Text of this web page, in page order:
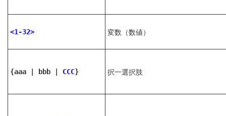
<1-32> 変数（数値）
{aaa | bbb | CCC} 択一選択肢